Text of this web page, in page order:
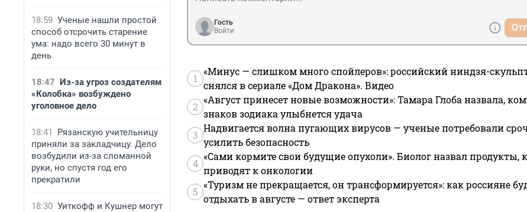
18:59 Ученые нашли простой
способ отсрочить старение
ума: надо всего 30 минут в
день
18:47 Из-за угроз создателям
«Колобка» возбуждено
уголовное дело
18:41
Рязанскую учительницу
приняли за закладчицу. Дело
возбудили из-за сломанной
руки, но спустя год его
прекратили
18:30 Уиткофф и Кушнер могут
Гость
Войти
1
«Минус — слишком много спойлеров»: российский ниндзя-
снялся в сериале «Дом Дракона». Видео
2
«Август принесет новые возможности»: Тамара Глоба назвала,
знаков зодиака улыбнется удача
3
Надвигается волна пугающих вирусов — ученые потребовали
усилить безопасность
4
«Сами кормите свои будущие опухоли». Биолог назвал продукты,
приводят к онкологии
5
«Туризм не прекращается, он трансформируется»: как россияне
отдыхать в августе — ответ эксперта